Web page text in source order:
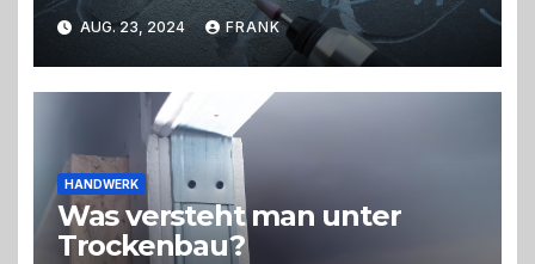
vorgestellt
AUG. 23, 2024 FRANK
HANDWERK
Was versteht man unter
Trockenbau?